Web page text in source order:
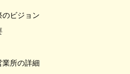
のビジョン
業所の詳細